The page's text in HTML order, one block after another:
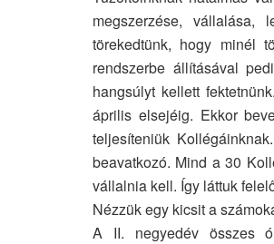
megszerzése, vállalása,
törekedtünk, hogy minél
rendszerbe állításával
hangsúlyt kellett
április elsejéig. Ekkor
teljesíteniük
beavatkozó. Mind a 30
vállalnia kell. Így láttuk
Nézzük egy kicsit a
A II. negyedév összes